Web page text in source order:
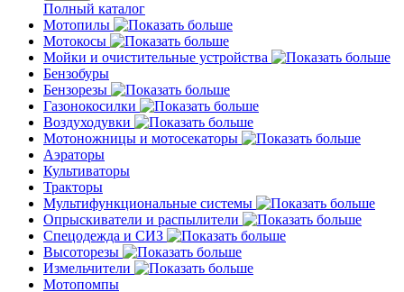
Полный каталог
Мотопилы
Мотокосы
Мойки и очистительные устройства
Бензобуры
Бензорезы
Газонокосилки
Воздуходувки
Мотоножницы и мотосекаторы
Аэраторы
Культиваторы
Тракторы
Мультифункциональные системы
Опрыскиватели и распылители
Спецодежда и СИЗ
Высоторезы
Измельчители
Мотопомпы